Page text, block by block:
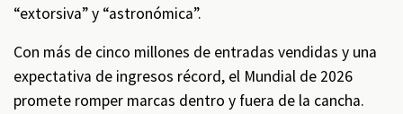
“extorsiva” y “astronómica”.
Con más de cinco millones de entradas vendidas y una
expectativa de ingresos récord, el Mundial de 2026
promete romper marcas dentro y fuera de la cancha.